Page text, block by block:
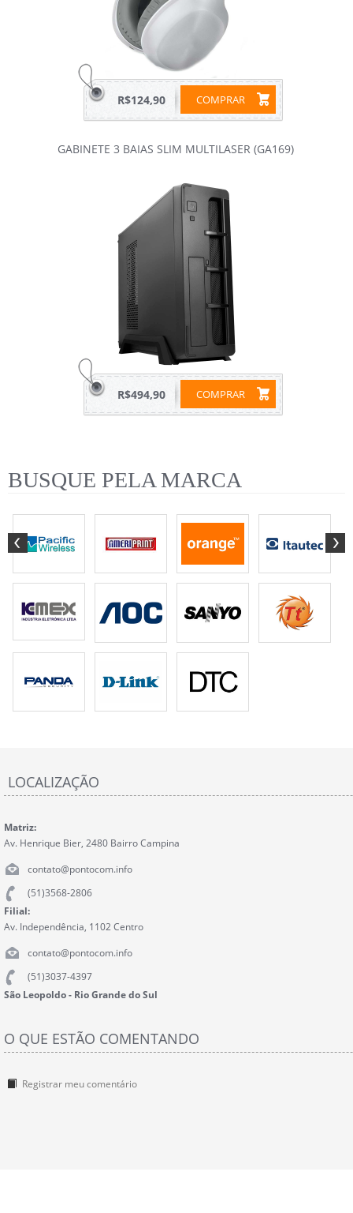
COMPRAR
R$124,90
GABINETE 3 BAIAS SLIM MULTILASER (GA169)
COMPRAR
R$494,90
BUSQUE PELA MARCA
LOCALIZAÇÃO
Matriz:
Av. Henrique Bier, 2480 Bairro Campina
contato@pontocom.info
(51)3568-2806
Filial:
Av. Independência, 1102 Centro
contato@pontocom.info
(51)3037-4397
São Leopoldo - Rio Grande do Sul
O QUE ESTÃO COMENTANDO
Registrar meu comentário